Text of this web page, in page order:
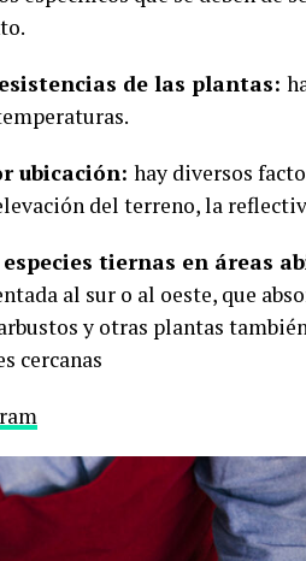
de las plantas:
ubicación: hay diversos
del terreno, la
tiernas en áreas
al sur o al oeste, que
y otras plantas
cercanas